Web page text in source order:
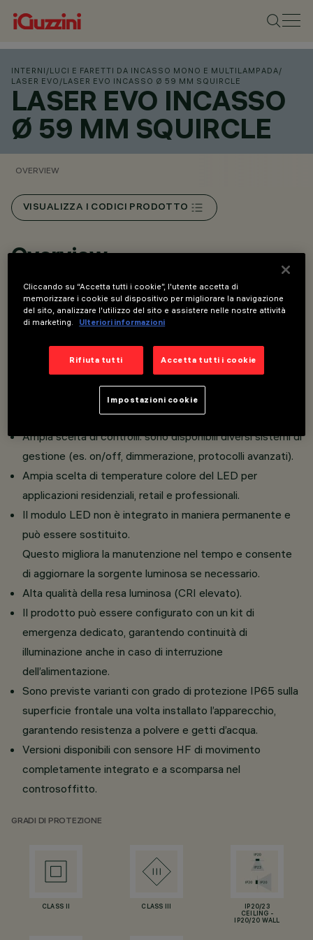
INTERNI /LUCI E FARETTI DA INCASSO MONO E MULTILAMPADA/
LASER EVO /LASER EVO INCASSO Ø 59 MM SQUIRCLE
LASER EVO INCASSO
Ø 59 MM SQUIRCLE
OVERVIEW
VISUALIZZA I CODICI PRODOTTO
Overview
Raster conico superiore combinato con geometria
inferiore Squircle, per un controllo ottimizzato della
L’apparecchio può essere installato nella versione
standard con Frame oppure nella versione
completamente a filo soffitto grazie a un apposito
Ampia scelta di controlli: sono disponibili diversi sistemi di
gestione (es. on/off, dimmerazione, protocolli avanzati).
Ampia scelta di temperature colore del LED per
applicazioni residenziali, retail e professionali.
Il modulo LED non è integrato in maniera permanente e
può essere sostituito.
Questo migliora la manutenzione nel tempo e consente
di aggiornare la sorgente luminosa se necessario.
Alta qualità della resa luminosa (CRI elevato).
Il prodotto può essere configurato con un kit di
emergenza dedicato, garantendo continuità di
illuminazione anche in caso di interruzione
dell’alimentazione.
Sono previste varianti con grado di protezione IP65 sulla
superficie frontale una volta installato l’apparecchio,
garantendo resistenza a polvere e getti d’acqua.
Versioni disponibili con sensore HF di movimento
completamente integrato e a scomparsa nel
controsoffitto.
GRADI DI PROTEZIONE
CLASS II CLASS III
IP20/23
CEILING -
IP20/20 WALL
Cliccando su “Accetta tutti i cookie”, l'utente accetta di
memorizzare i cookie sul dispositivo per migliorare la navigazione
del sito, analizzare l'utilizzo del sito e assistere nelle nostre attività
di marketing.
Ulteriori informazioni
Rifiuta tutti Accetta tutti i cookie
Impostazioni cookie